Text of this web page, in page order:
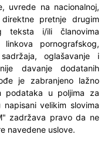
uvrede na nacionalnoj,
pretnje drugim
teksta i/ili članovima
pornografskog,
oglašavanje i
davanje dodatanih
je zabranjeno lažno
podataka u poljima za
velikim slovima
zadržava pravo da ne
navedene uslove.